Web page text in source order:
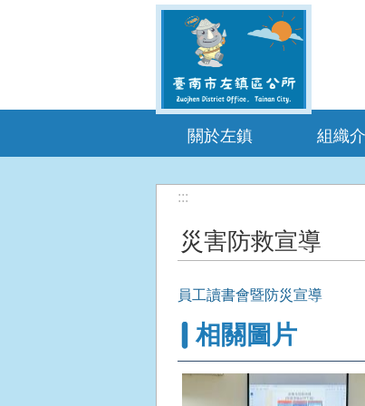
關於左鎮 組織
:::
災害防救宣導
員工讀書會暨防災宣導
相關圖片